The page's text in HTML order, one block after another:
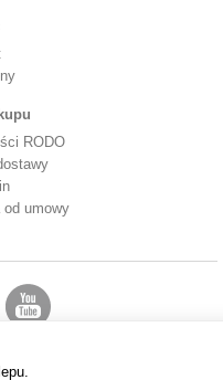
RODO
od umowy
na wykorzystanie przez nas plików